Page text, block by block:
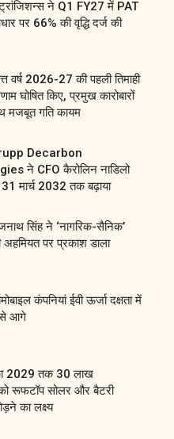
ट्रांजिशन्स ने Q1 FY27 में PAT
पर 66% की वृद्धि दर्ज की
वर्ष 2026-27 की पहली तिमाही
घोषित किए, प्रमुख कारोबारों
मजबूत गति कायम
Decarbon
ने CFO कैरोलिन नाडिलो
31 मार्च 2032 तक बढ़ाया
सिंह ने ‘नागरिक-सैनिक’
अहमियत पर प्रकाश डाला
कंपनियां ईवी ऊर्जा दक्षता में
आगे
2029 तक 30 लाख
रूफटॉप सोलर और बैटरी
का लक्ष्य